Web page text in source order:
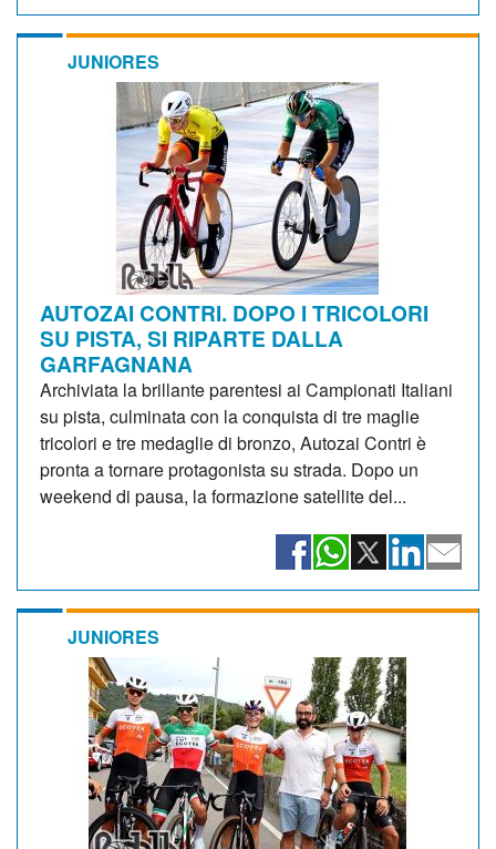
JUNIORES
AUTOZAI CONTRI. DOPO I TRICOLORI
SU PISTA, SI RIPARTE DALLA
GARFAGNANA
Archiviata la brillante parentesi ai Campionati Italiani
su pista, culminata con la conquista di tre maglie
tricolori e tre medaglie di bronzo, Autozai Contri è
pronta a tornare protagonista su strada. Dopo un
weekend di pausa, la formazione satellite del...
JUNIORES